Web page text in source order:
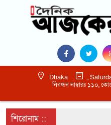
Dhaka
,
নিবন্ধন নাম্বারঃ ১১০,
শিরোনাম ::